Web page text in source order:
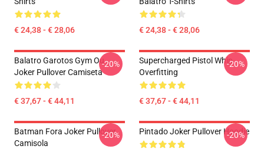
€ 24,38 - € 28,06 € 24,38 - € 28,06
Balatro Garotos Gym Ou
Joker Pullover Camiseta
€ 37,67 - € 44,11
-20%
Supercharged Pistol Whip
Overfitting
€ 37,67 - € 44,11
-20%
Batman Fora Joker Pullover
Camisola
-20% Pintado Joker Pullover Hoodie
-20%